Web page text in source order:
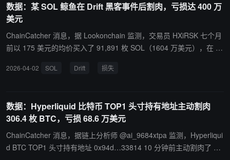
数据：某 SOL 鲸鱼在 Drift 黑客事件后割肉，亏损达 400 万
美元
ChainCatcher 消息，据 Lookonchain 监测，交易员 HXiRSK 七个月
前以 175 美元的均价买入了 91,891 枚 SOL（1604 万美元），在 Dr
失。他的总损失现已超过 400 万美元。
2026-04-02 SOL Drift 损失
数据：Hyperliquid 比特币 TOP1 头寸持有地址主动割肉
306.4 枚 BTC，亏损 68.6 万美元
ChainCatcher 消息，据链上分析师 @ai_9684xtpa 监测，Hyperliqui
d BTC TOP1 头寸持有地址 0x94d…33814 10 分钟前主动割肉了 30